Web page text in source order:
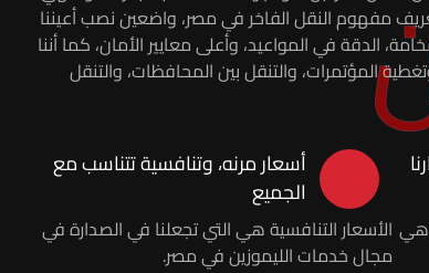
مفهوم النقل الفاخر في مصر، واضعين نصب أعيننا
الدقة في المواعيد، وأعلى معايير الأمان، كما أننا
المؤتمرات، والتنقل بين المحافظات، والتنقل
أسعار مرنه، وتنافسية تتناسب مع
الجميع
الأسعار التنافسية هي التي تجعلنا في الصدارة في
مجال خدمات الليموزين في مصر.